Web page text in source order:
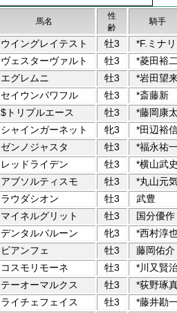
馬名
性
齢
騎手
ウイングレイテスト 牡3
*F.ミナリ
ヴェスターヴァルト 牡3
*菱田裕
エグレムニ 牡3
*岩田望
セイウンパワフル 牡3
*斎藤新
$トリプルエース 牡3
*藤岡康
シャインガーネット 牝3
*田辺裕
ゼンノジャスタ 牡3
*福永祐
レッドライデン 牡3
*横山武
アブソルティスモ 牡3
*丸山元
ラウダシオン 牡3
武豊
マイネルグリット 牡3
国分優作
デンタルバルーン 牝3
*西村淳
ビアンフェ 牡3
藤岡佑介
コスモリモーネ 牡3
*川又賢
テーオーマルクス 牡3
*荻野琢
ライチェフェイス 牡3
*藤井勘